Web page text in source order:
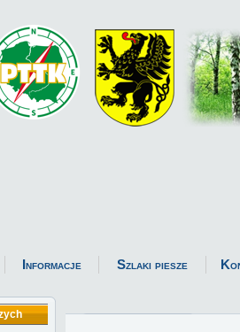
Informacje Szlaki piesze